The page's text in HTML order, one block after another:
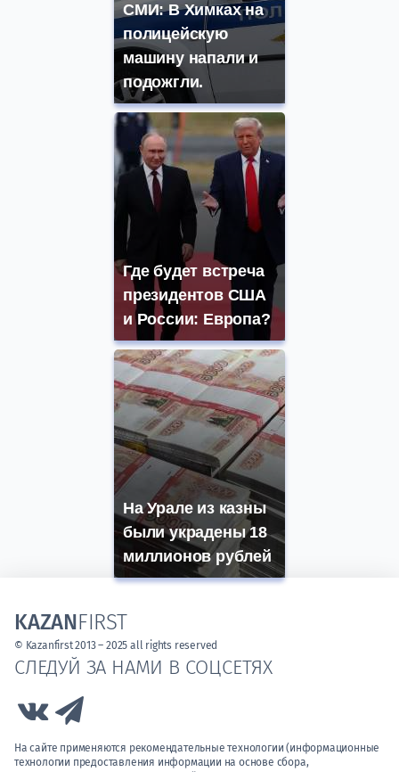
СМИ: В Химках на
полицейскую
машину напали и
подожгли.
Где будет встреча
президентов США
и России: Европа?
На Урале из казны
были украдены 18
миллионов рублей
СЛЕДУЙ ЗА НАМИ В СОЦСЕТЯХ
Link to Vk
На сайте применяются рекомендательные технологии (информационные
технологии предоставления информации на основе сбора,
KAZANFIRST
© Kazanfirst 2013 – 2025 all rights reserved